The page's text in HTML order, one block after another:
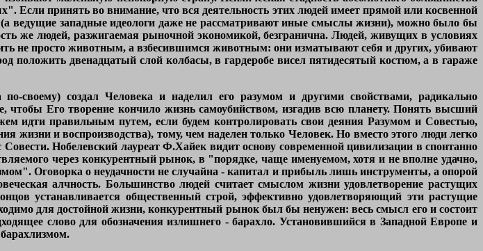
Если принять во внимание, что вся деятельность этих людей имеет прямой или косвенной
(а ведущие западные идеологи даже не рассматривают иные смыслы жизни), можно было бы
же людей, разжигаемая рыночной экономикой, безгранична. Людей, живущих в условиях
не просто животным, а взбесившимся животным: они изматывают себя и других, убивают
положить двенадцатый слой колбасы, в гардеробе висел пятидесятый костюм, а в гараже
создал Человека и наделил его разумом и другими свойствами, радикально
Его творение кончило жизнь самоубийством, изгадив всю планету. Понять высший
идти правильным путем, если будем контролировать свои деяния Разумом и Совестью,
и воспроизводства), тому, чем наделен только Человек. Но вместо этого люди легко
Нобелевский лауреат Ф.Хайек видит основу современной цивилизации в спонтанно
через конкурентный рынок, в "порядке, чаще именуемом, хотя и не вполне удачно,
Оговорка о неудачности не случайна - капитал и прибыль лишь инструменты, а опорой
алчность. Большинство людей считает смыслом жизни удовлетворение растущих
устанавливается общественный строй, эффективно удовлетворяющий эти растущие
для достойной жизни, конкурентный рынок был бы ненужен: весь смысл его и состоит
слово для обозначения излишнего - барахло. Установившийся в Западной Европе и